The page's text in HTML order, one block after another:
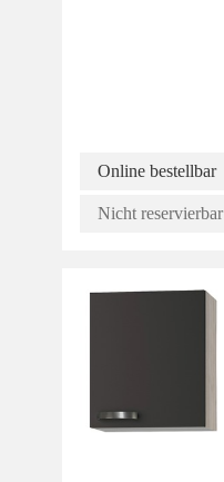
Online bestellbar
Nicht reservierbar